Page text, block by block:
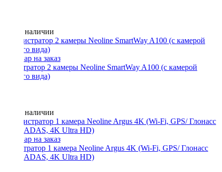
Нет в наличии
регистратор 2 камеры Neoline SmartWay A100 (с камерой
заднего вида)
Нет в наличии
Регистратор 1 камера Neoline Argus 4K (Wi-Fi, GPS/ Глонасс
базы, ADAS, 4K Ultra HD)